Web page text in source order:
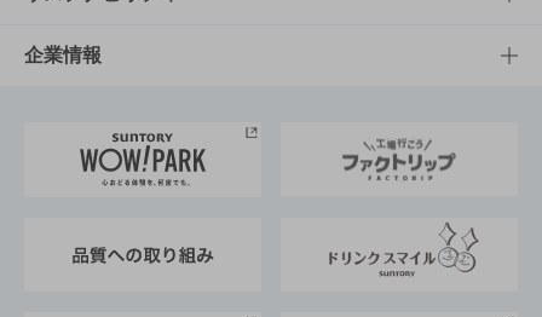
栄養成分一覧
工場見学
地域情報
サントリーホール
サントリーサンバーズ大阪
サステナビリティTOP
サントリーが考えるサステナビリティ経営
企業情報
企業概要